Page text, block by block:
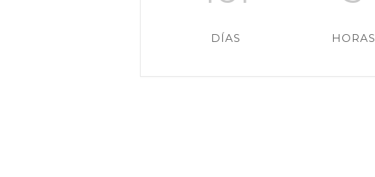
DÍAS HORAS